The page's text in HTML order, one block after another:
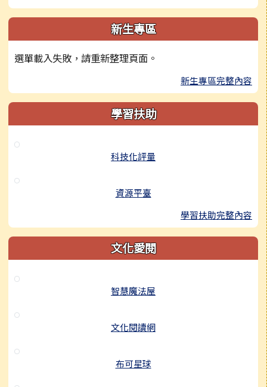
新生專區
選單載入失敗，請重新整理頁面。
新生專區完整內容
學習扶助
科技化評量
資源平臺
學習扶助完整內容
文化愛閱
智慧魔法屋
文化閱讀網
布可星球